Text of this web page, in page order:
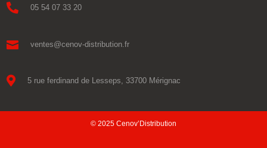
 05 54 07 33 20
 ventes@cenov-distribution.fr
 5 rue ferdinand de Lesseps, 33700 Mérignac
© 2025 Cenov’Distribution